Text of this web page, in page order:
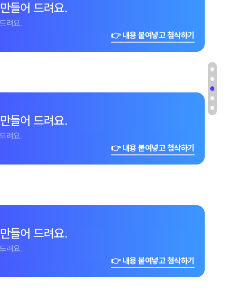
들어 드려요.
려요.
👉 내용 붙여넣고 첨삭하기
들어 드려요.
려요.
👉 내용 붙여넣고 첨삭하기
들어 드려요.
려요.
👉 내용 붙여넣고 첨삭하기